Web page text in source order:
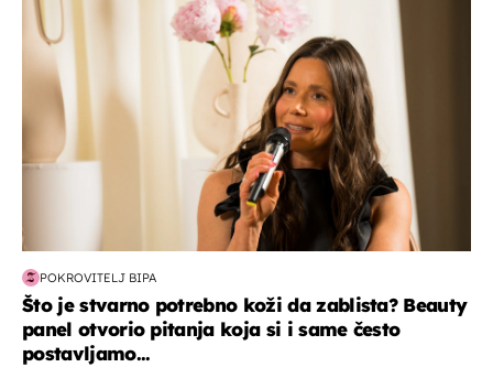
POKROVITELJ BIPA
Što je stvarno potrebno koži da zablista? Beauty
panel otvorio pitanja koja si i same često
postavljamo...